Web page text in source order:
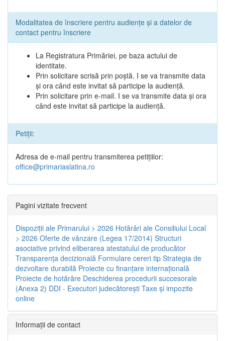
Modalitatea de înscriere pentru audiențe și a datelor de
contact pentru înscriere
La Registratura Primăriei, pe baza actului de
identitate.
Prin solicitare scrisă prin poștă. I se va transmite data
și ora când este invitat să participe la audiență.
Prin solicitare prin e-mail. I se va transmite data și ora
când este invitat să participe la audiență.
Petiții:
Adresa de e-mail pentru transmiterea petițiilor:
office@primariaslatina.ro
Pagini vizitate frecvent
Dispoziţii ale Primarului > 2026 Hotărâri ale Consiliului Local
> 2026 Oferte de vânzare (Legea 17/2014) Structuri
asociative privind eliberarea atestatului de producător
Transparenţa decizională Formulare cereri tip Strategia de
dezvoltare durabilă Proiecte cu finanţare internaţională
Proiecte de hotărâre Deschiderea procedurii succesorale
(Anexa 2) DDI - Executori judecătorești Taxe şi impozite
online
Informaţii de contact